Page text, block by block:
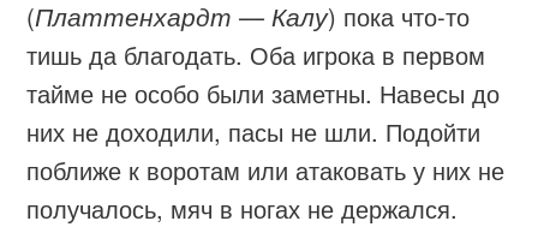
(Платтенхардт — Калу) пока что-то
тишь да благодать. Оба игрока в первом
тайме не особо были заметны. Навесы до
них не доходили, пасы не шли. Подойти
поближе к воротам или атаковать у них не
получалось, мяч в ногах не держался.